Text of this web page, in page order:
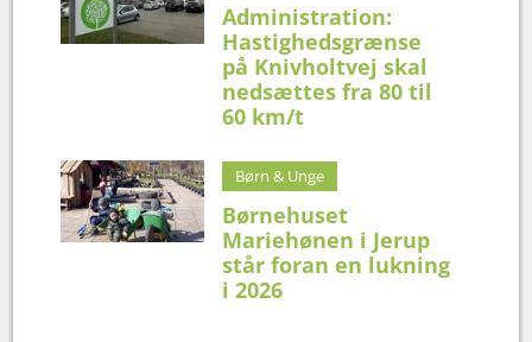
Administration:
Hastighedsgrænse
på Knivholtvej skal
nedsættes fra 80 til
60 km/t
Børn & Unge
Børnehuset
Mariehønen i Jerup
står foran en lukning
i 2026